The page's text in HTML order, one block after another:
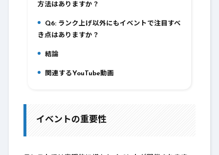
方法はありますか？
10.Q6: ランク上げ以外にもイベントで注目すべ
き点はありますか？
11.結論
12.関連するYouTube動画
イベントの重要性